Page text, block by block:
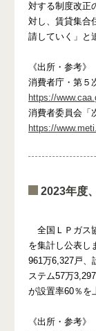
対する制度改正
対し、賃貸集合
請していく」と
《出所・参考》
消費者庁・第５
https://
消費者委員会「
https://
2023年度
全国ＬＰガス
を集計し公表し
961万6,327戸、
ステム57万
が設置率60％を
《出所・参考》